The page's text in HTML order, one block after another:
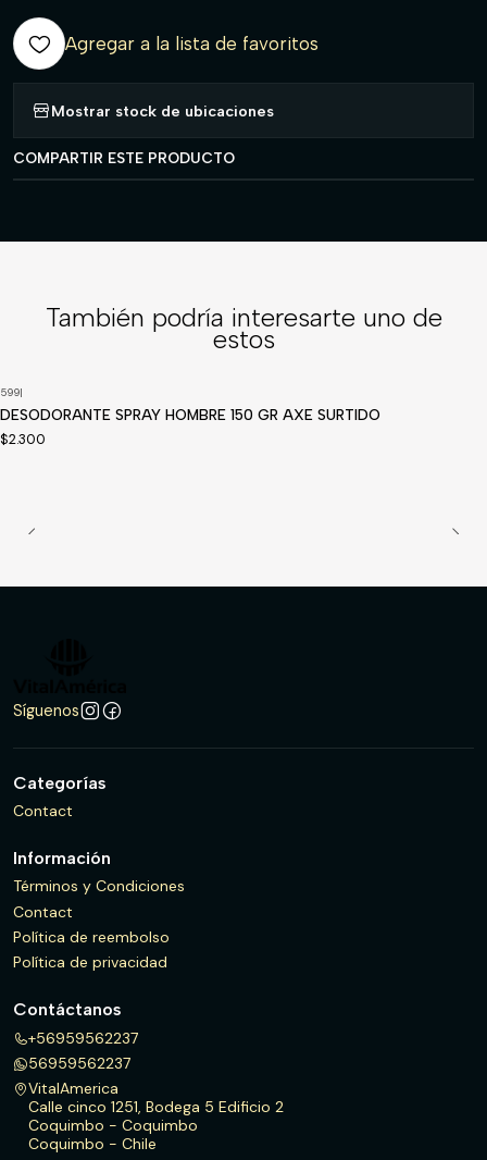
Agregar a la lista de favoritos
Mostrar stock de ubicaciones
COMPARTIR ESTE PRODUCTO
También podría interesarte uno de
estos
599|
DESODORANTE SPRAY HOMBRE 150 GR AXE SURTIDO
$2.300
Síguenos
Categorías
Contact
Información
Términos y Condiciones
Contact
Política de reembolso
Política de privacidad
Contáctanos
+56959562237
56959562237
VitalAmerica
Calle cinco 1251, Bodega 5 Edificio 2
Coquimbo - Coquimbo
Coquimbo - Chile